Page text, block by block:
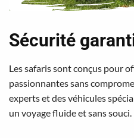
Sécurité
Les safaris sont conçus pour
passionnantes sans
experts et des véhicules
un voyage fluide et sans souci.